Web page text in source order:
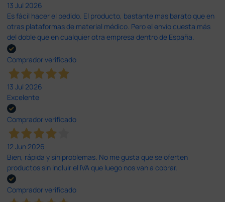
13 Jul 2026
Es fácil hacer el pedido. El producto, bastante mas barato que en
otras plataformas de material médico. Pero el envío cuesta más
del doble que en cualquier otra empresa dentro de España.
Comprador verificado
13 Jul 2026
Excelente
Comprador verificado
12 Jun 2026
Bien, rápida y sin problemas. No me gusta que se oferten
productos sin incluir el IVA que luego nos van a cobrar.
Comprador verificado